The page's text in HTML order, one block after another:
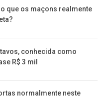
que os maçons realmente
conhecida como
R$ 3 mil
normalmente neste